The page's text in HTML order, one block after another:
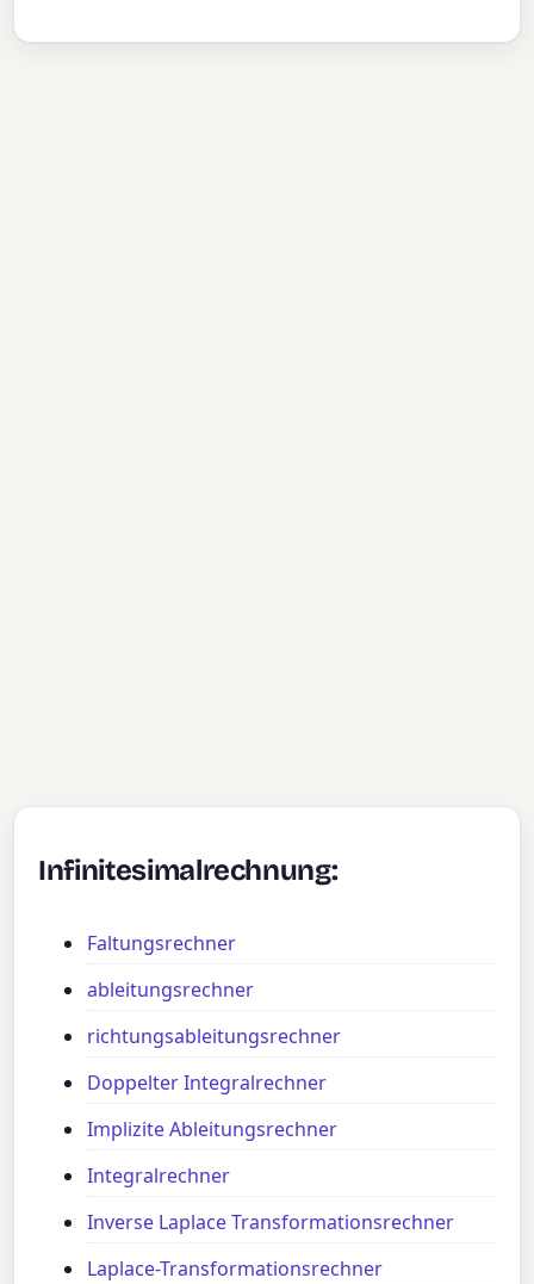
Infinitesimalrechnung:
Faltungsrechner
ableitungsrechner
richtungsableitungsrechner
Doppelter Integralrechner
Implizite Ableitungsrechner
Integralrechner
Inverse Laplace Transformationsrechner
Laplace-Transformationsrechner